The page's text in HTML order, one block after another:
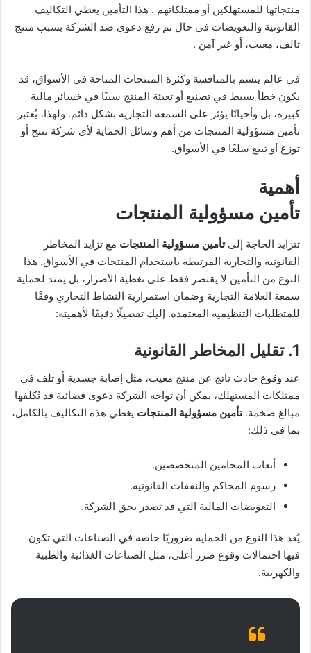
منتجاتها للمستهلكين أو ممتلكاتهم . هذا التأمين يغطي التكاليف
القانونية والتعويضات في حال تم رفع دعوى ضد الشركة بسبب منتج
تالف، معيب، أو غير آمن .
في عالم يتسم بالمنافسة وكثرة المنتجات المتاحة في الأسواق، قد
يكون خطأ بسيط في تصنيع أو تعبئة المنتج سببًا في خسائر مالية
كبيرة، بل وأحيانًا يؤثر على السمعة التجارية بشكل دائم. ولهذا، يُعتبر
تأمين مسؤولية المنتجات من أهم وسائل الحماية لأي شركة تنتج أو
توزع أو تبيع سلعًا في الأسواق.
أهمية
تأمين مسؤولية المنتجات
تتزايد الحاجة إلىتأمين مسؤولية المنتجات مع تزايد المخاطر
القانونية والتجارية المرتبطة باستخدام المنتجات في الأسواق. هذا
النوع من التأمين لا يقتصر فقط على تغطية الأضرار، بل يمتد لحماية
سمعة العلامة التجارية وضمان استمرارية النشاط التجاري وفقًا
للمتطلبات التنظيمية المعتمدة. إليك تفصيلًا دقيقًا لأهميته:
1. تقليل المخاطر القانونية
عند وقوع حادث ناتج عن منتج معيب، مثل إصابة جسدية أو تلف في
ممتلكات المستهلك، يمكن أن تواجه الشركة دعوى قضائية قد تُكلفها
مبالغ ضخمة.تأمين مسؤولية المنتجات يغطي هذه التكاليف بالكامل،
بما في ذلك:
أتعاب المحامين المتخصصين.
رسوم المحاكم والنفقات القانونية.
التعويضات المالية التي قد تصدر بحق الشركة.
يُعد هذا النوع من الحماية ضروريًا خاصة في الصناعات التي تكون
فيها احتمالات وقوع ضرر أعلى، مثل الصناعات الغذائية والطبية
والكهربية.